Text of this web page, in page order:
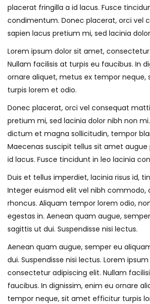
placerat fringilla a id lacus. Fusce
condimentum. Donec placerat, orci vel
sapien lacus pretium mi, sed lacinia
Lorem ipsum dolor sit amet,
Nullam facilisis at turpis eu faucibus. In
ornare aliquet, metus ex tempor
turpis lorem et odio.
Donec placerat, orci vel consequat
pretium mi, sed lacinia dolor nibh non
dictum et magna sollicitudin, tempor
Maecenas suscipit tellus sit amet
id lacus. Fusce tincidunt in leo lacinia
Duis et tellus imperdiet, lacinia risus id,
Integer euismod elit vel nibh commodo,
rhoncus. Aliquam tempor lorem odio,
egestas in. Aenean quam augue,
sagittis ut dui. Suspendisse nisi lectus.
Aenean quam augue, semper eu
dui. Suspendisse nisi lectus. Lorem
consectetur adipiscing elit. Nullam
faucibus. In dignissim, enim eu ornare
tempor neque, sit amet efficitur turpis